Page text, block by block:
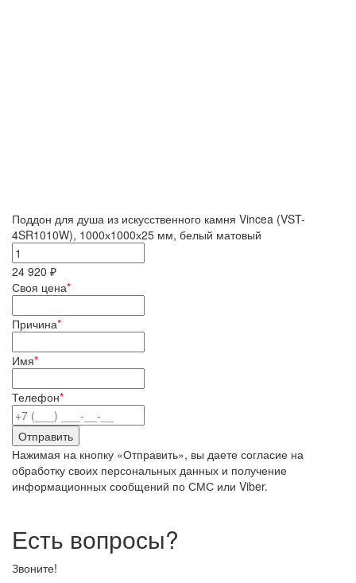
Поддон для душа из искусственного камня Vincea (VST-
4SR1010W), 1000х1000х25 мм, белый матовый
24 920 ₽
Своя цена*
Причина*
Имя*
Телефон*
Нажимая на кнопку «Отправить», вы даете согласие на
обработку своих персональных данных и получение
информационных сообщений по СМС или Viber.
Есть вопросы?
Звоните!